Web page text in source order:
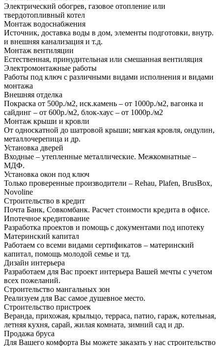
Электрический обогрев, газовое отопление или
твердотопливный котел
Монтаж водоснабжения
Источник, доставка воды в дом, элементы подготовки, внутр.
и внешняя канализация и т.д.
Монтаж вентиляции
Естественная, принудительная или смешанная вентиляция
Электромонтажные работы
Работы под ключ с различными видами исполнения и видами
монтажа
Внешняя отделка
Покраска от 500р./м2, иск.камень – от 1000р./м2, вагонка и
сайдинг – от 600р./м2, блок-хаус – от 1000р./м2
Монтаж крыши и кровли
От односкатной до шатровой крыши; мягкая кровля, ондулин,
металлочерепица и др.
Установка дверей
Входные – утепленные металлические. Межкомнатные –
МДФ.
Установка окон под ключ
Только проверенные производители – Rehau, Plafen, BrusBox,
Novoline
Строительство в кредит
Почта Банк, Совкомбанк. Расчет стоимости кредита в офисе.
Ипотечное кредитование
Разработка проектов и помощь с документами под ипотеку
Материнский капитал
Работаем со всеми видами сертификатов – материнский
капитал, помощь молодой семье и тд.
Дизайн интерьера
Разработаем для Вас проект интерьера Вашей мечты с учетом
всех пожеланий.
Строительство мангальных зон
Реализуем для Вас самое душевное место.
Строительство пристроек
Веранда, прихожая, крыльцо, терраса, патио, гараж, котельная,
летняя кухня, сарай, жилая комната, зимний сад и др.
Продажа бруса
Для Вашего комфорта Вы можете заказать у нас строительство